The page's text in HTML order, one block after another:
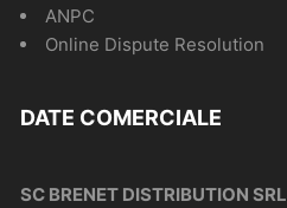
ANPC
Online Dispute Resolution
DATE COMERCIALE
SC BRENET DISTRIBUTION SRL